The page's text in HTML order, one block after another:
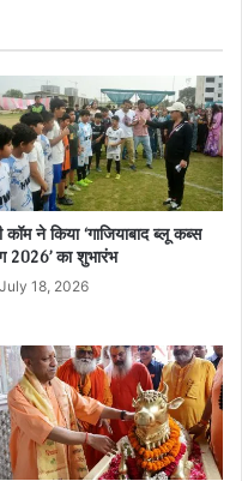
कॉम ने किया ‘गाजियाबाद ब्लू कब्स
2026’ का शुभारंभ
July 18, 2026